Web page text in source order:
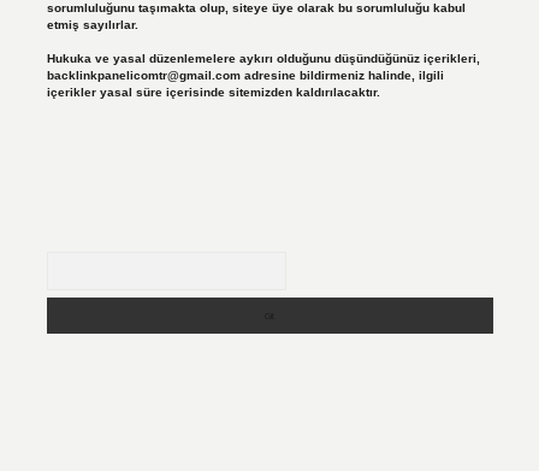
sorumluluğunu taşımakta olup, siteye üye olarak bu sorumluluğu kabul
etmiş sayılırlar.
Hukuka ve yasal düzenlemelere aykırı olduğunu düşündüğünüz içerikleri,
backlinkpanelicomtr@gmail.comadresine bildirmeniz halinde, ilgili
içerikler yasal süre içerisinde sitemizden kaldırılacaktır.